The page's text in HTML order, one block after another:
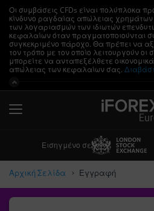
Οι συμβάσεις CFDs είναι πολύπλοκα
κίνδυνο ραγδαίας απώλειας
των λογαριασμών των ιδιωτών
κεφαλαίων όταν πραγματοποιούνται
συγκεκριμένο πάροχο. Θα πρέπει να
τον τρόπο με τον οποίο λειτουργούν οι
μπορείτε να ανταπεξέλθετε
απώλειας των κεφαλαίων σας.
Εισηγμένο σε
Αρχική Σελίδα Εγγραφή